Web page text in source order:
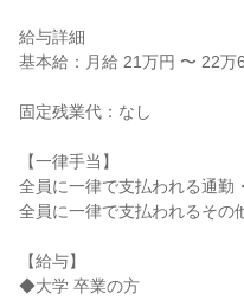
給与詳細
基本給：月給 21万円 〜 22万
固定残業代：なし
【一律手当】
全員に一律で支払われる通勤
全員に一律で支払われるその
【給与】
◆大学 卒業の方